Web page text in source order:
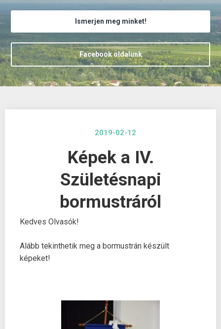
Ismerjen meg minket!
Facebook oldalunk
2019-02-12
Képek a IV.
Születésnapi
bormustráról
Kedves Olvasók!
Alább tekinthetik meg a bormustrán készült
képeket!